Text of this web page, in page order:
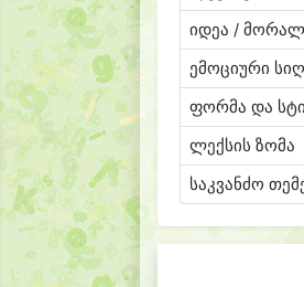
იდეა /
ემოციური
ფორმა და
ლექსის ზომა
საკვანძო